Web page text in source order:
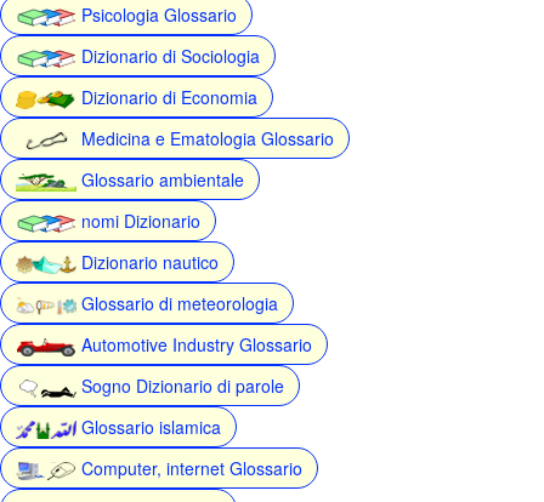
Psicologia Glossario
Dizionario di Sociologia
Dizionario di Economia
Medicina e Ematologia Glossario
Glossario ambientale
nomi Dizionario
Dizionario nautico
Glossario di meteorologia
Automotive Industry Glossario
Sogno Dizionario di parole
Glossario islamica
Computer, internet Glossario